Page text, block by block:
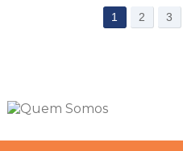
1 2 3